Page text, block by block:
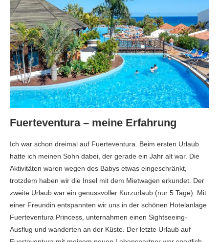
Fuerteventura – meine Erfahrung
Ich war schon dreimal auf Fuerteventura. Beim ersten Urlaub
hatte ich meinen Sohn dabei, der gerade ein Jahr alt war. Die
Aktivitäten waren wegen des Babys etwas eingeschränkt,
trotzdem haben wir die Insel mit dem Mietwagen erkundet. Der
zweite Urlaub war ein genussvoller Kurzurlaub (nur 5 Tage). Mit
einer Freundin entspannten wir uns in der schönen Hotelanlage
Fuerteventura Princess, unternahmen einen Sightseeing-
Ausflug und wanderten an der Küste. Der letzte Urlaub auf